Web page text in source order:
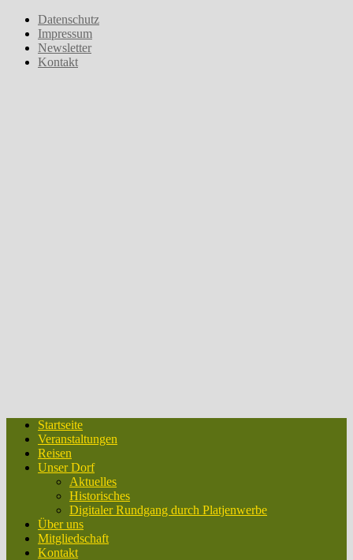
Zum
Inhalt
springen
Datenschutz
Impressum
Newsletter
Kontakt
Startseite
Veranstaltungen
Reisen
Unser Dorf
Aktuelles
Historisches
Digitaler Rundgang durch Platjenwerbe
Über uns
Mitgliedschaft
Kontakt